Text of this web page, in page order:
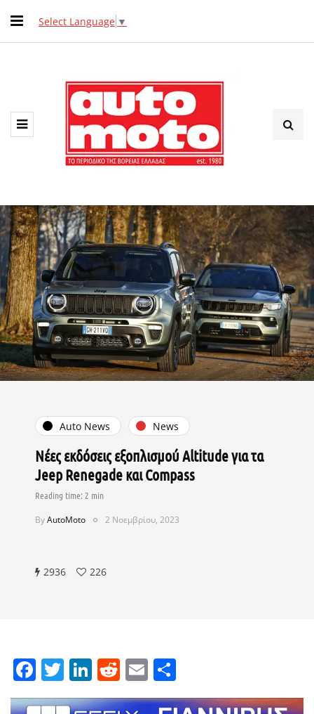
Select Language ▼
Auto News News
Νέες εκδόσεις εξοπλισμού Altitude για τα
Jeep Renegade και Compass
ByAutoMoto 2 Νοεμβρίου, 2023
2936 226
Facebook
Twitter
LinkedIn
Reddit
Email